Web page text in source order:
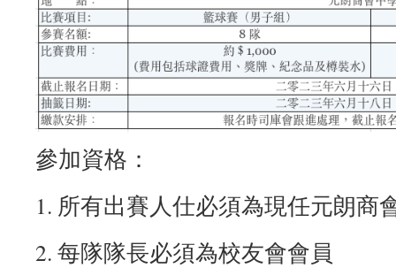
參加資格：
1. 所有出賽人仕必須為現任元朗商
2. 每隊隊長必須為校友會會員